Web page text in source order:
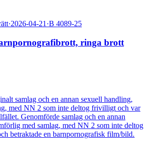
·2026-04-21 ·B 4089-25
ringa brott
samlag och en annan sexuell handling,
med NN 2 som inte deltog frivilligt och var
Genomförde samlag och en annan
med samlag, med NN 2 som inte deltog
betraktade en barnpornografisk film/bild.